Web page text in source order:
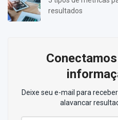
resultados
Deixe seu e-mail para
alavancar